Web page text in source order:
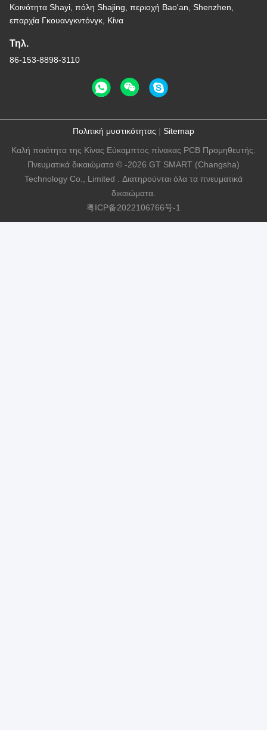
Κοινότητα Shayi, πόλη Shajing, περιοχή Bao'an, Shenzhen,
επαρχία Γκουανγκντόνγκ, Κίνα
Τηλ.
86-153-8898-3110
Πολιτική μυστικότητας | Sitemap
Καλή ποιότητα της Κίνας Εύκαμπτος πίνακας PCB Προμηθευτής.
Πνευματικά δικαιώματα © -2026 GT SMART (Changsha)
Technology Co., Limited . Διατηρούνται όλα τα πνευματικά
δικαιώματα.
粤ICP备2022106766号-1